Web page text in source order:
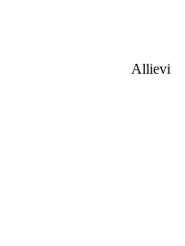
Allievi